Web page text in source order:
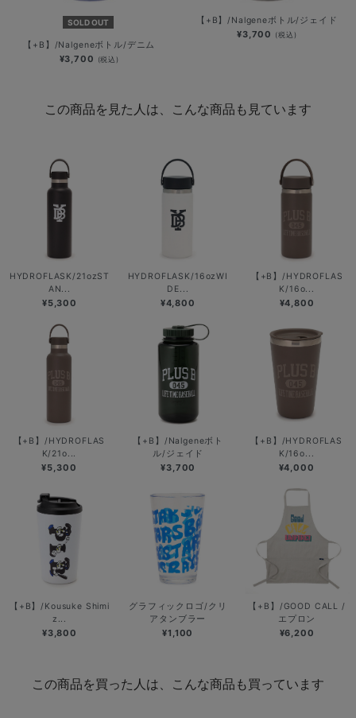
SOLD OUT
【+B】/Nalgeneボトル/デニム
¥3,700 (税込)
【+B】/Nalgeneボトル/ジェイド
¥3,700 (税込)
この商品を見た人は、こんな商品も見ています
HYDROFLASK/21ozST
AN...
¥5,300
HYDROFLASK/16ozWI
DE...
¥4,800
【+B】/HYDROFLAS
K/16o...
¥4,800
【+B】/HYDROFLAS
K/21o...
¥5,300
【+B】/Nalgeneボト
ル/ジェイド
¥3,700
【+B】/HYDROFLAS
K/16o...
¥4,000
【+B】/Kousuke Shimi
z...
¥3,800
グラフィックロゴ/クリ
アタンブラー
¥1,100
【+B】/GOOD CALL /
エプロン
¥6,200
この商品を買った人は、こんな商品も買っています